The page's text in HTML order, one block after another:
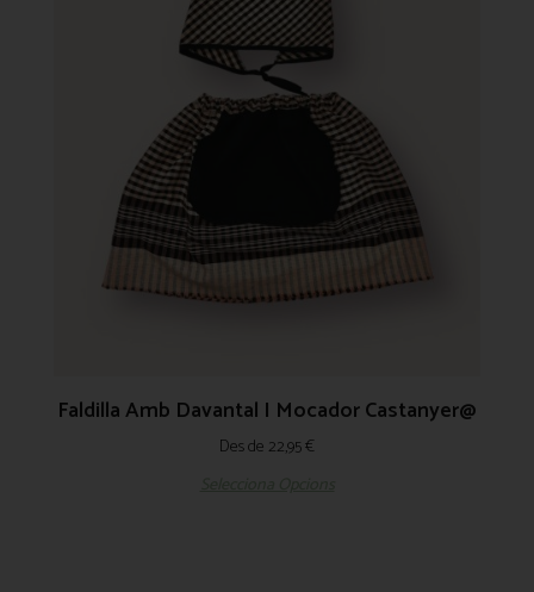
Faldilla Amb Davantal I Mocador Castanyer@
Des de 22,95€